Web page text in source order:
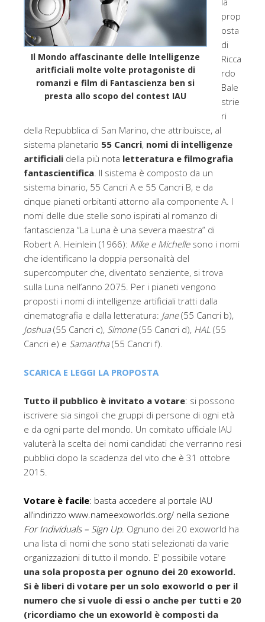
Il Mondo affascinante delle Intelligenze
aritficiali molte volte protagoniste di
romanzi e film di Fantascienza ben si
presta allo scopo del contest IAU
prop
osta
di
Ricca
rdo
Bale
strie
ri
della Repubblica di San Marino, che attribuisce, al
sistema planetario 55 Cancri, nomi di intelligenze
artificiali della più nota letteratura e filmografia
fantascientifica. Il sistema è composto da un
sistema binario, 55 Cancri A e 55 Cancri B, e da
cinque pianeti orbitanti attorno alla componente A. I
nomi delle due stelle sono ispirati al romanzo di
fantascienza “La Luna è una severa maestra” di
Robert A. Heinlein (1966): Mike e Michellesono i nomi
che identificano la doppia personalità del
supercomputer che, diventato senziente, si trova
sulla Luna nell’anno 2075. Per i pianeti vengono
proposti i nomi di intelligenze artificiali tratti dalla
cinematografia e dalla letteratura: Jane(55 Cancri b),
Joshua(55 Cancri c), Simone(55 Cancri d), HAL (55
Cancri e) e Samantha(55 Cancri f).
SCARICA E LEGGI LA PROPOSTA
Tutto il pubblico è invitato a votare: si possono
iscrivere sia singoli che gruppi di persone di ogni età
e da ogni parte del mondo. Un comitato ufficiale IAU
valuterà la scelta dei nomi candidati che verranno resi
pubblici dopo la scadenza del vito che è 31 ottobre
2015.
Votare è facile: basta accedere al portale IAU
all’indirizzo www.nameexoworlds.org/ nella sezione
For Individuals – Sign Up. Ognuno dei 20 exoworld ha
una lista di nomi che sono stati selezionati da varie
organizzazioni di tutto il mondo. E’ possibile votare
una sola proposta per ognuno dei 20 exoworld.
Si è liberi di votare per un solo exoworld o per il
numero che si vuole di essi o anche per tutti e 20
(ricordiamo che un exoworld è composti da